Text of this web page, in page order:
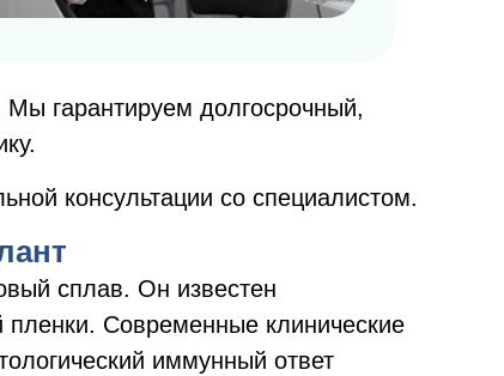
Мы гарантируем долгосрочный,
консультации со специалистом.
сплав. Он известен
пленки. Современные клинические
иммунный ответ